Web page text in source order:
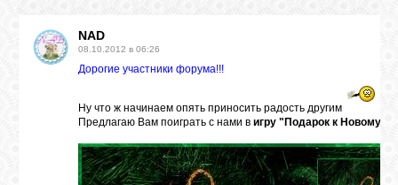
СТАТЬИ NAD
08.10.2012 в 06:26
Дорогие участники форума!!!
Ну что ж начинаем опять приносить радость другим
Предлагаю Вам поиграть с нами в игру "Подарок к Новому